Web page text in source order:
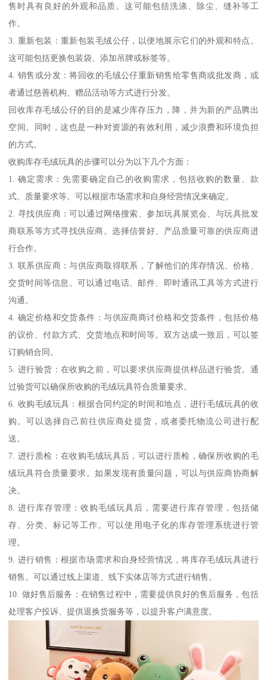
售时具有良好的外观和品质。这可能包括洗涤、除尘、缝补等工
作。
3. 重新包装：重新包装毛绒公仔，以便地展示它们的外观和特点。
这可能包括更换包装袋、添加吊牌或标签等。
4. 销售或分发：将回收的毛绒公仔重新销售给零售商或批发商，或
者通过慈善机构、赠品活动等方式进行分发。
回收库存毛绒公仔的目的是减少库存压力，降，并为新的产品腾出
空间。同时，这也是一种对资源的有效利用，减少浪费和环境负担
的方式。
收购库存毛绒玩具的步骤可以分为以下几个方面：
1. 确定需求：先需要确定自己的收购需求，包括收购的数量、款
式、质量要求等。可以根据市场需求和自身经营情况来确定。
2. 寻找供应商：可以通过网络搜索、参加玩具展览会、与玩具批发
商联系等方式寻找供应商。选择信誉好、产品质量可靠的供应商进
行合作。
3. 联系供应商：与供应商取得联系，了解他们的库存情况、价格、
交货时间等信息。可以通过电话、邮件、即时通讯工具等方式进行
沟通。
4. 确定价格和交货条件：与供应商商讨价格和交货条件，包括价格
的议价、付款方式、交货地点和时间等。双方达成一致后，可以签
订购销合同。
5. 进行验货：在收购之前，可以要求供应商提供样品进行验货。通
过验货可以确保所收购的毛绒玩具符合质量要求。
6. 收购毛绒玩具：根据合同约定的时间和地点，进行毛绒玩具的收
购。可以选择自己前往供应商处提货，或者委托物流公司进行配
送。
7. 进行质检：在收购毛绒玩具后，可以进行质检，确保所收购的毛
绒玩具符合质量要求。如果发现有质量问题，可以与供应商协商解
决。
8. 进行库存管理：收购毛绒玩具后，需要进行库存管理，包括储
存、分类、标记等工作。可以使用电子化的库存管理系统进行管
理。
9. 进行销售：根据市场需求和自身经营情况，将库存毛绒玩具进行
销售。可以通过线上渠道、线下实体店等方式进行销售。
10. 做好售后服务：在销售过程中，需要提供良好的售后服务，包括
处理客户投诉、提供退换货服务等，以提升客户满意度。